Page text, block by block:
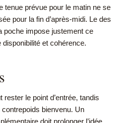
tenue prévue pour le matin ne se
pour la fin d’après-midi. Le des
poche impose justement ce
et cohérence.
le point d’entrée, tandis
bienvenu. Un
doit prolonger l’idée,